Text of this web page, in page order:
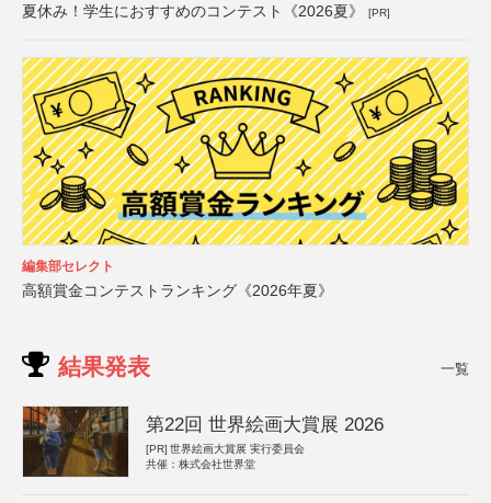
夏休み！学生におすすめのコンテスト《2026夏》 [PR]
編集部セレクト
高額賞金コンテストランキング《2026年夏》
結果発表 一覧
第22回 世界絵画大賞展 2026
[PR] 世界絵画大賞展 実行委員会
共催：株式会社世界堂